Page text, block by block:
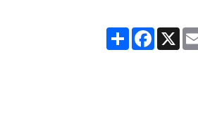
PartagerFacebook
X